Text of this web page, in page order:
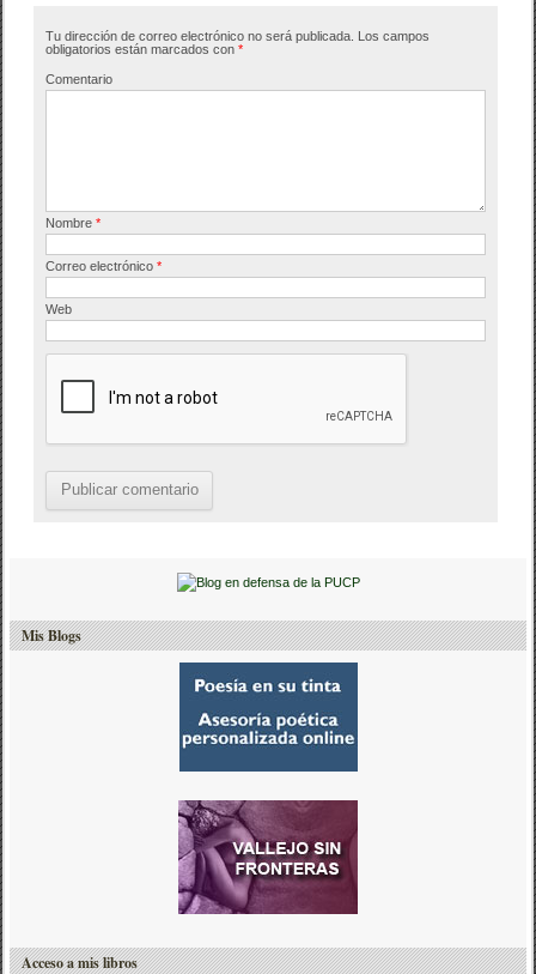
o
o
tir
Tu dirección de correo electrónico no será publicada. Los campos
obligatorios están marcados con*
Comentario
Nombre*
Correo electrónico*
Web
Mis Blogs
Acceso a mis libros